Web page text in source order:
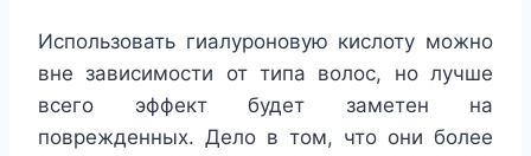
Использовать гиалуроновую кислоту можно
вне зависимости от типа волос, но лучше
всего эффект будет заметен на
поврежденных. Дело в том, что они более